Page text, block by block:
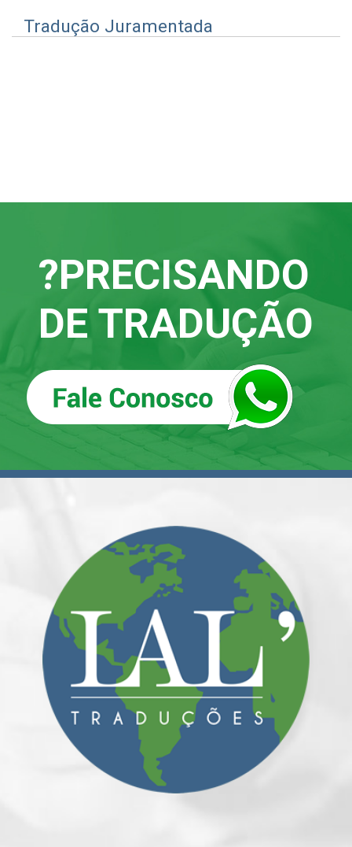
Tradução Juramentada
?PRECISANDO
DE TRADUÇÃO